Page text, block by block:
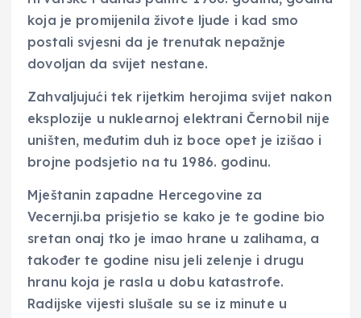
koja je promijenila živote ljude i kad smo
postali svjesni da je trenutak nepažnje
dovoljan da svijet nestane.
Zahvaljujući tek rijetkim herojima svijet nakon
eksplozije u nuklearnoj elektrani Černobil nije
uništen, međutim duh iz boce opet je izišao i
brojne podsjetio na tu 1986. godinu.
Mještanin zapadne Hercegovine za
Vecernji.ba prisjetio se kako je te godine bio
sretan onaj tko je imao hrane u zalihama, a
također te godine nisu jeli zelenje i drugu
hranu koja je rasla u dobu katastrofe.
Radijske vijesti slušale su se iz minute u